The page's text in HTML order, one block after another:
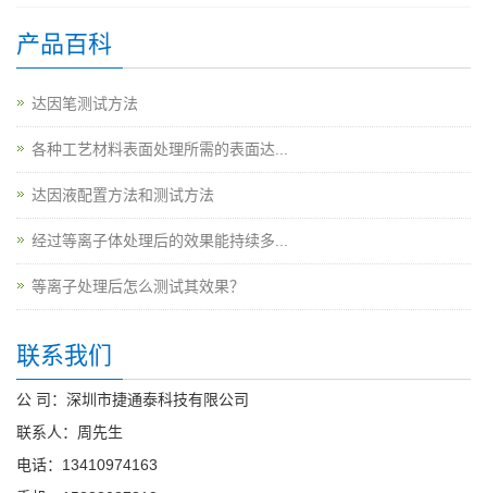
产品百科
达因笔测试方法
各种工艺材料表面处理所需的表面达...
达因液配置方法和测试方法
经过等离子体处理后的效果能持续多...
等离子处理后怎么测试其效果？
联系我们
公 司：深圳市捷通泰科技有限公司
联系人：周先生
电话：13410974163